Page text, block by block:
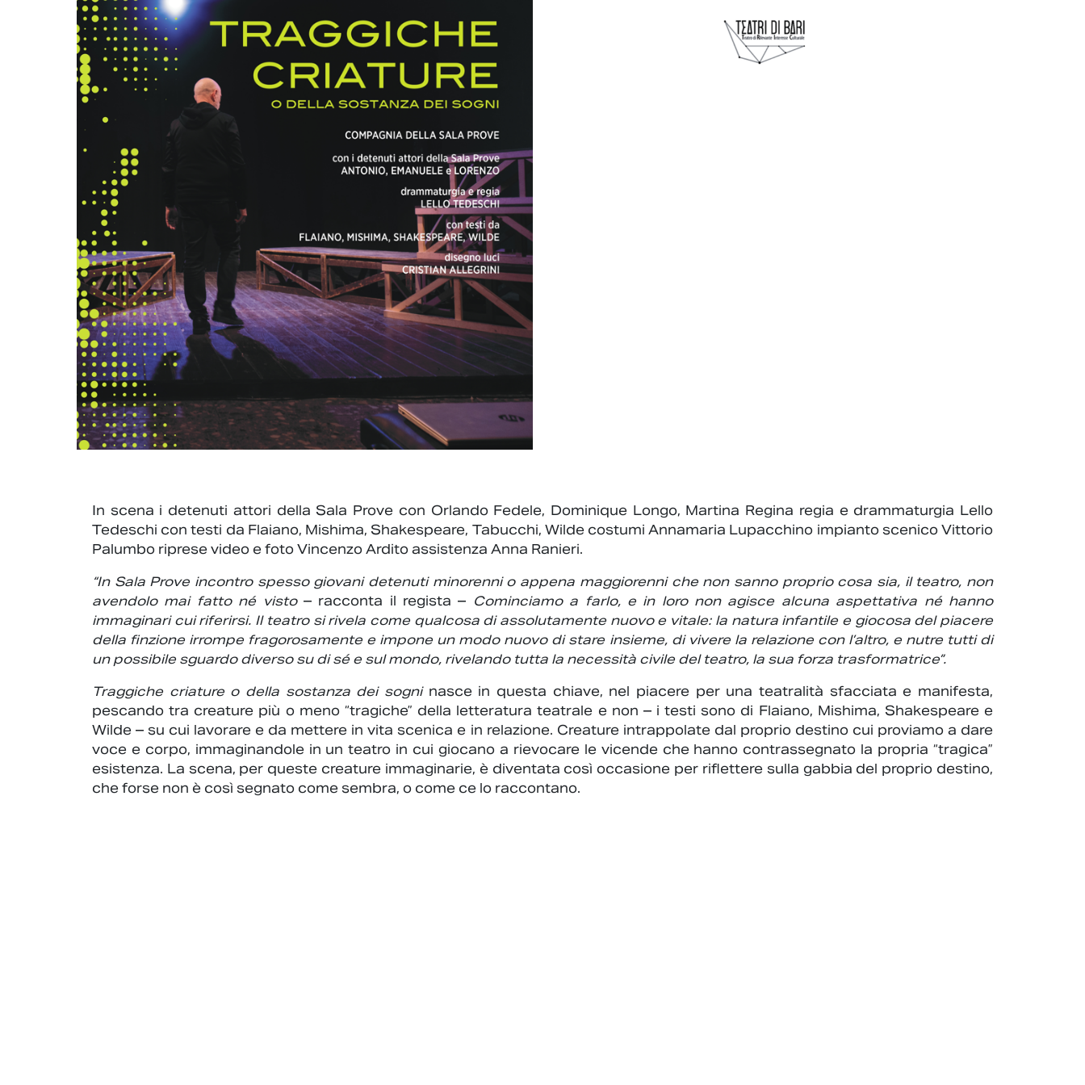
In scena i detenuti attori della Sala Prove con Orlando Fedele, Dominique Longo, Martina Regina regia e drammaturgia Lello
Tedeschi con testi da Flaiano, Mishima, Shakespeare, Tabucchi, Wilde costumi Annamaria Lupacchino impianto scenico Vittorio
Palumbo riprese video e foto Vincenzo Ardito assistenza Anna Ranieri.
“In Sala Prove incontro spesso giovani detenuti minorenni o appena maggiorenni che non sanno proprio cosa sia, il teatro, non
avendolo mai fatto né visto – racconta il regista – Cominciamo a farlo, e in loro non agisce alcuna aspettativa né hanno
immaginari cui riferirsi. Il teatro si rivela come qualcosa di assolutamente nuovo e vitale: la natura infantile e giocosa del piacere
della finzione irrompe fragorosamente e impone un modo nuovo di stare insieme, di vivere la relazione con l’altro, e nutre tutti di
un possibile sguardo diverso su di sé e sul mondo, rivelando tutta la necessità civile del teatro, la sua forza trasformatrice”.
Traggiche criature o della sostanza dei sogninasce in questa chiave, nel piacere per una teatralità sfacciata e manifesta,
pescando tra creature più o meno “tragiche” della letteratura teatrale e non – i testi sono di Flaiano, Mishima, Shakespeare e
Wilde – su cui lavorare e da mettere in vita scenica e in relazione. Creature intrappolate dal proprio destino cui proviamo a dare
voce e corpo, immaginandole in un teatro in cui giocano a rievocare le vicende che hanno contrassegnato la propria “tragica”
esistenza. La scena, per queste creature immaginarie, è diventata così occasione per riflettere sulla gabbia del proprio destino,
che forse non è così segnato come sembra, o come ce lo raccontano.